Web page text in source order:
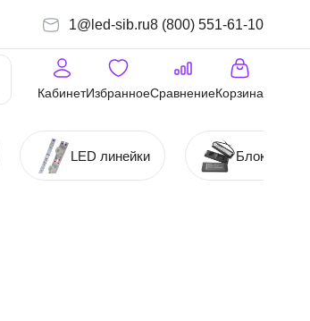
1@led-sib.ru8 (800) 551-61-10
КабинетИзбранноеСравнениеКорзина
LED линейки Блоки